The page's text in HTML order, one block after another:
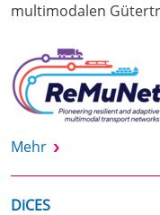
multimodalen
Mehr
DiCES